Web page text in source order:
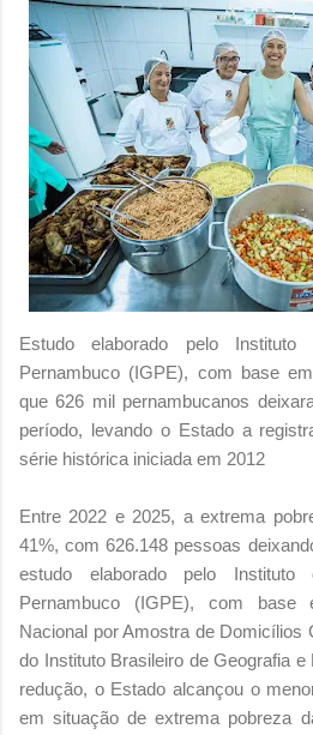
Estudo elaborado pelo
Pernambuco (IGPE), com base
que 626 mil pernambucanos
período, levando o Estado a
série histórica iniciada em 2012
Entre 2022 e 2025, a extrema
41%, com 626.148 pessoas
estudo elaborado pelo
Pernambuco (IGPE), com base
Nacional por Amostra de Domicílios
do Instituto Brasileiro de Geografia
redução, o Estado alcançou o
em situação de extrema pobreza